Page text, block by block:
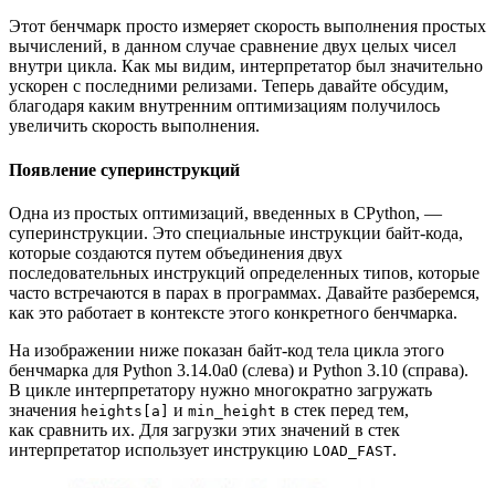
Этот бенчмарк просто измеряет скорость выполнения простых
вычислений, в данном случае сравнение двух целых чисел
внутри цикла. Как мы видим, интерпретатор был значительно
ускорен с последними релизами. Теперь давайте обсудим,
благодаря каким внутренним оптимизациям получилось
увеличить скорость выполнения.
Появление суперинструкций
Одна из простых оптимизаций, введенных в CPython, —
суперинструкции. Это специальные инструкции байт‑кода,
которые создаются путем объединения двух
последовательных инструкций определенных типов, которые
часто встречаются в парах в программах. Давайте разберемся,
как это работает в контексте этого конкретного бенчмарка.
На изображении ниже показан байт‑код тела цикла этого
бенчмарка для Python 3.14.0a0 (слева) и Python 3.10 (справа).
В цикле интерпретатору нужно многократно загружать
значения heights[a] и min_height в стек перед тем,
как сравнить их. Для загрузки этих значений в стек
интерпретатор использует инструкцию LOAD_FAST.